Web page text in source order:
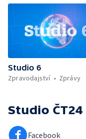
Studio 6
Zpravodajství
Zprávy
Studio ČT24
Facebook